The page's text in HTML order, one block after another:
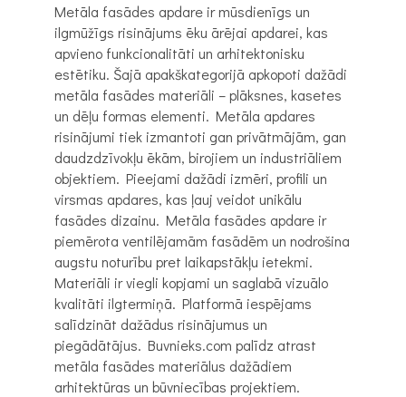
Metāla fasādes apdare ir mūsdienīgs un
ilgmūžīgs risinājums ēku ārējai apdarei, kas
apvieno funkcionalitāti un arhitektonisku
estētiku. Šajā apakškategorijā apkopoti dažādi
metāla fasādes materiāli – plāksnes, kasetes
un dēļu formas elementi. Metāla apdares
risinājumi tiek izmantoti gan privātmājām, gan
daudzdzīvokļu ēkām, birojiem un industriāliem
objektiem. Pieejami dažādi izmēri, profili un
virsmas apdares, kas ļauj veidot unikālu
fasādes dizainu. Metāla fasādes apdare ir
piemērota ventilējamām fasādēm un nodrošina
augstu noturību pret laikapstākļu ietekmi.
Materiāli ir viegli kopjami un saglabā vizuālo
kvalitāti ilgtermiņā. Platformā iespējams
salīdzināt dažādus risinājumus un
piegādātājus. Buvnieks.com palīdz atrast
metāla fasādes materiālus dažādiem
arhitektūras un būvniecības projektiem.